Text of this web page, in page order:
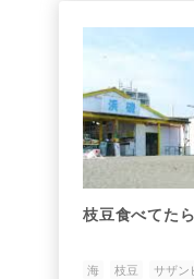
枝豆食べてた
海 枝豆 サザン